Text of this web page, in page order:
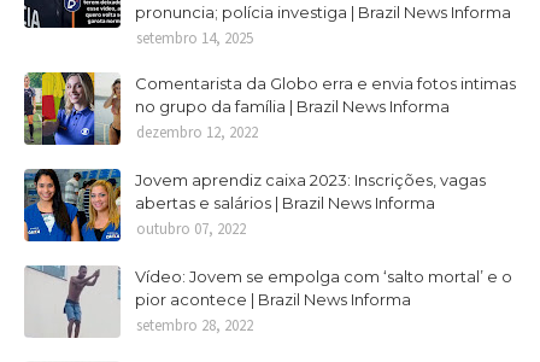
pronuncia; polícia investiga | Brazil News Informa
setembro 14, 2025
Comentarista da Globo erra e envia fotos intimas
no grupo da família | Brazil News Informa
dezembro 12, 2022
Jovem aprendiz caixa 2023: Inscrições, vagas
abertas e salários | Brazil News Informa
outubro 07, 2022
Vídeo: Jovem se empolga com ‘salto mortal’ e o
pior acontece | Brazil News Informa
setembro 28, 2022